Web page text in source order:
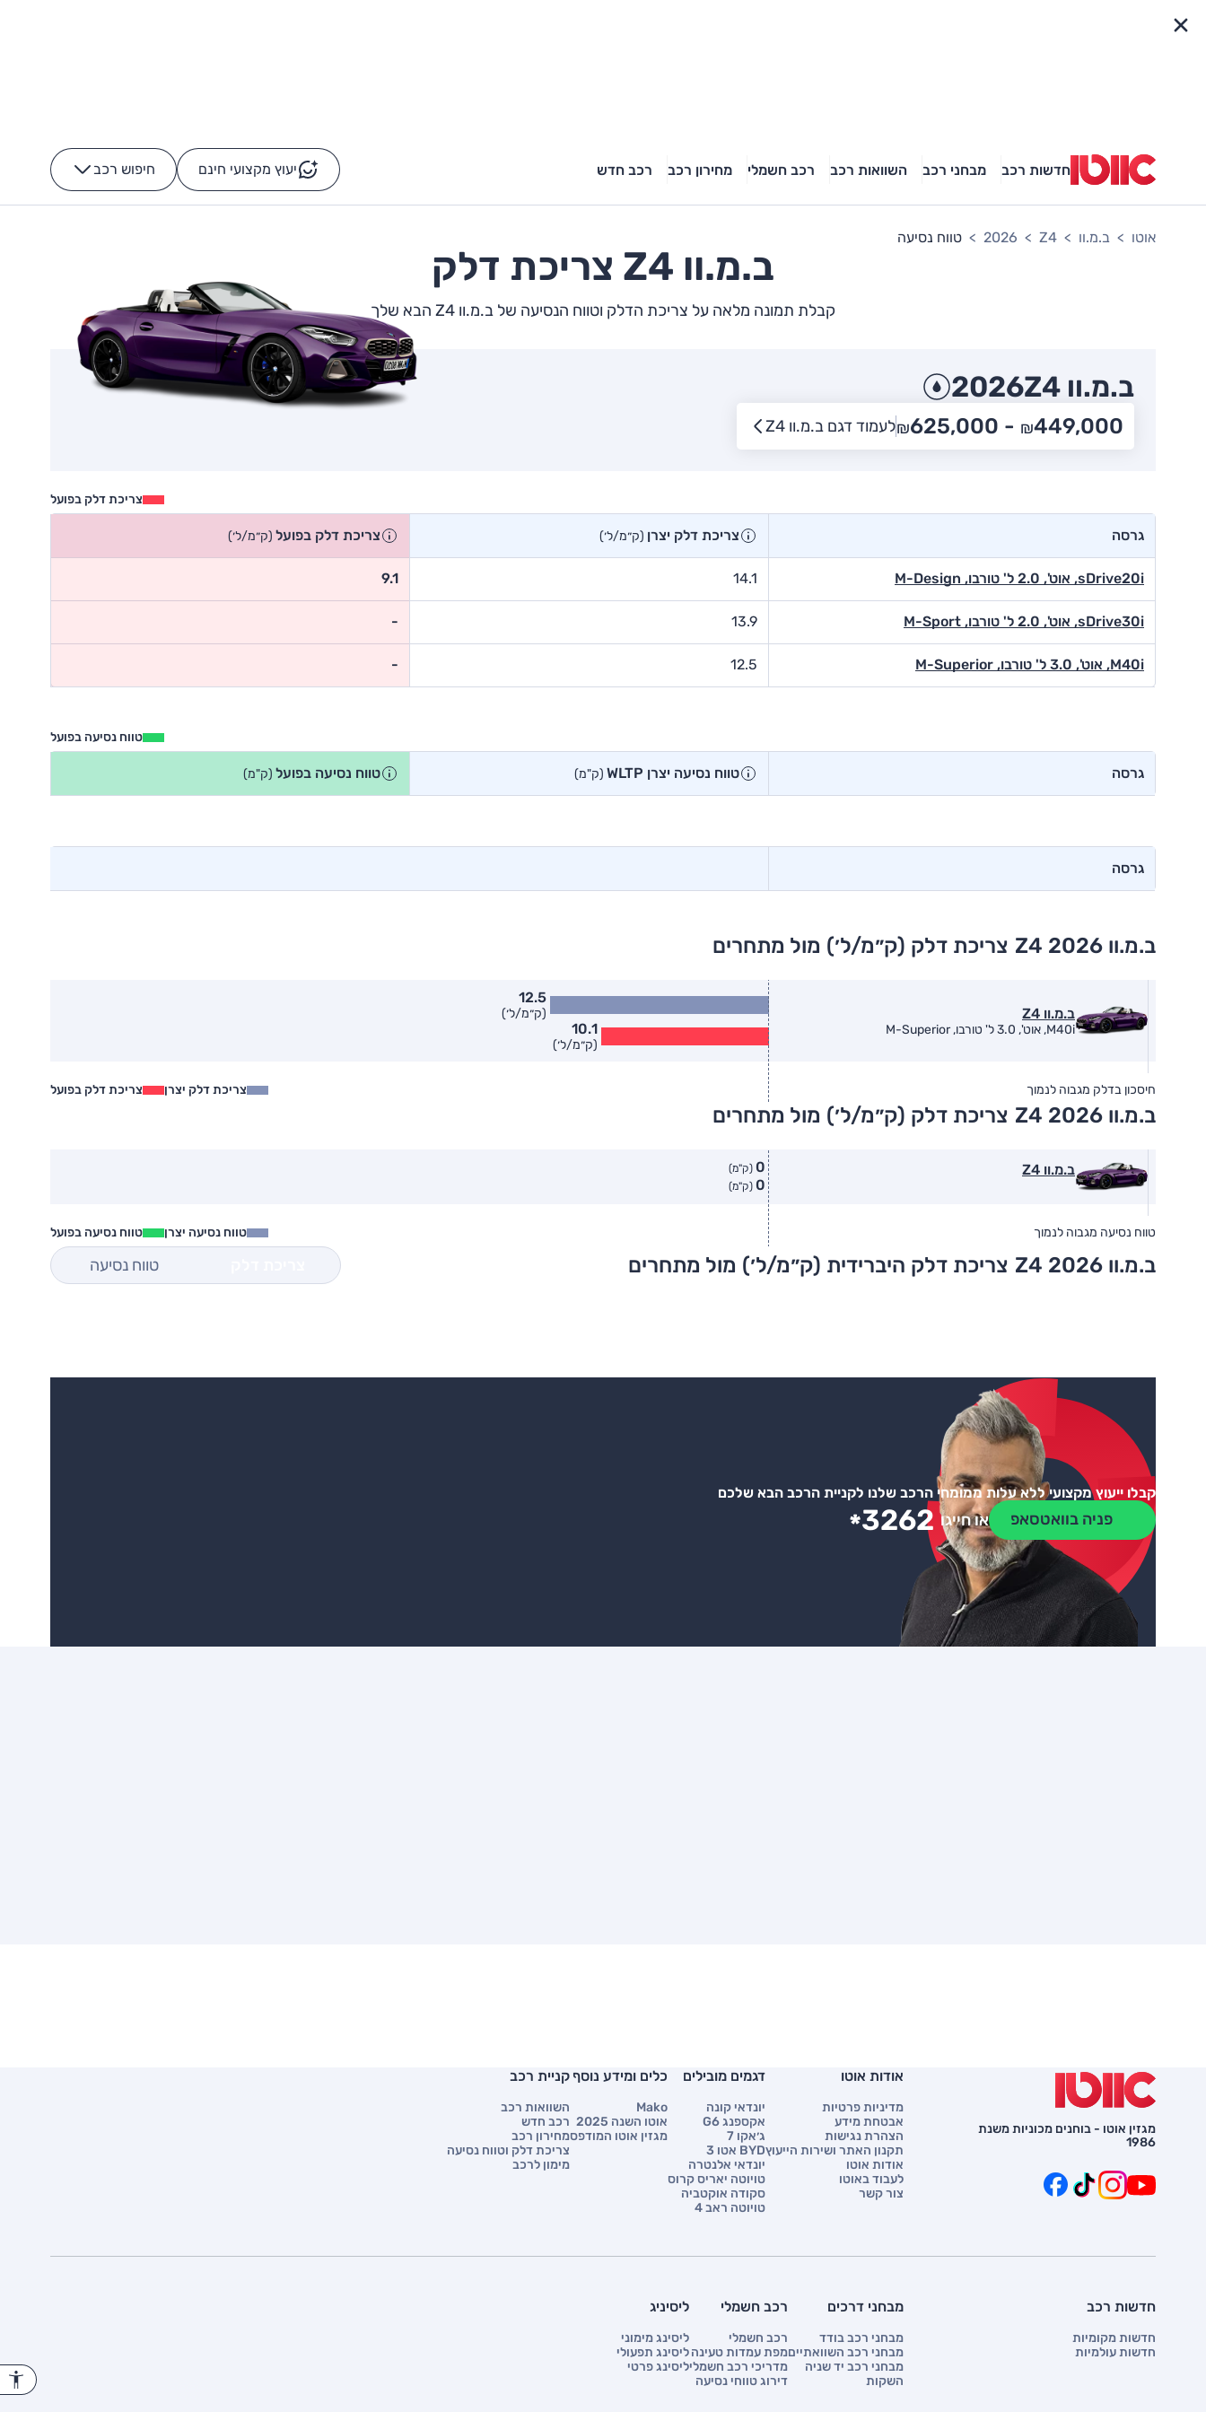
חדשות רכב מבחני רכב השוואות רכב רכב חשמלי מחירון רכב רכב חדש יעוץ מקצועי חינם חיפוש רכב -
אוטו ב.מ.וו Z4
2026 טווח נסיעה
ב.מ.וו Z4 צריכת דלק
קבלת תמונה מלאה על צריכת הדלק וטווח הנסיעה של ב.מ.וו Z4 הבא שלך
ב.מ.וו Z4 2026
₪449,000 -
₪625,000 לעמוד דגם ב.מ.וו Z4
צריכת דלק בפועל
גרסה צריכת דלק יצרן (ק״מ/ל׳) צריכת דלק בפועל (ק״מ/ל׳)
sDrive20i, אוט', 2.0 ל' טורבו, M-Design 14.1
9.1
sDrive30i, אוט', 2.0 ל' טורבו, M-Sport 13.9
-
M40i, אוט', 3.0 ל' טורבו, M-Superior 12.5
-
טווח נסיעה בפועל
גרסה טווח נסיעה יצרן WLTP (ק"מ) טווח נסיעה בפועל (ק"מ)
גרסה
ב.מ.וו Z4 2026 צריכת דלק (ק״מ/ל׳) מול מתחרים
ב.מ.וו Z4
M40i, אוט', 3.0 ל' טורבו, M-Superior
12.5
(ק״מ/ל׳)
10.1
(ק״מ/ל׳)
חיסכון בדלק מגבוה לנמוך צריכת דלק יצרן צריכת דלק בפועל
ב.מ.וו Z4 2026 צריכת דלק (ק״מ/ל׳) מול מתחרים
ב.מ.וו Z4 0 (ק"מ)
0 (ק"מ)
טווח נסיעה מגבוה לנמוך טווח נסיעה יצרן טווח נסיעה בפועל
ב.מ.וו Z4 2026 צריכת דלק היברידית (ק״מ/ל׳) מול מתחרים טווח נסיעה
קבלו ייעוץ מקצועי ללא עלות ממומחי הרכב שלנו לקניית הרכב הבא שלכם
פניה בוואטסאפ או חייגו *3262
מגזין אוטו - בוחנים מכוניות משנת
1986
אודות אוטו
מדיניות פרטיות
אבטחת מידע
הצהרת נגישות
תקנון האתר ושירות הייעוץ
אודות אוטו
לעבוד באוטו
צור קשר
דגמים מובילים
יונדאי קונה
אקספנג G6
ג׳אקו 7
BYD אטו 3
יונדאי אלנטרה
טויוטה יאריס קרוס
סקודה אוקטביה
טויוטה ראב 4
כלים ומידע נוסף
Mako
אוטו השנה 2025
מגזין אוטו המודפס
קניית רכב
השוואות רכב
רכב חדש
מחירון רכב
צריכת דלק וטווח נסיעה
מימון לרכב
חדשות רכב
חדשות מקומיות
חדשות עולמיות
מבחני דרכים
מבחני רכב בודד
מבחני רכב השוואתיים
מבחני רכב יד שניה
השקות
רכב חשמלי
רכב חשמלי
מפת עמדות טעינה
מדריכי רכב חשמלי
דירוג טווחי נסיעה
ליסיניג
ליסינג מימוני
ליסינג תפעולי
ליסינג פרטי